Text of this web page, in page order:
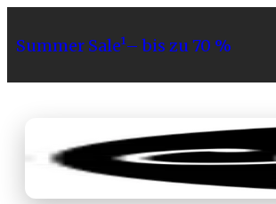
Summer Sale¹– bis zu 70 %
Sortiment